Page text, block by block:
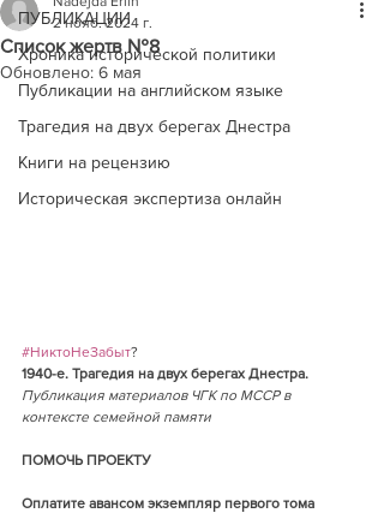
ПУБЛИКАЦИИ
Хроника исторической политики
Публикации на английском языке
Трагедия на двух берегах Днестра
Книги на рецензию
Историческая экспертиза онлайн
Список жертв №8
2 нояб. 2024 г.
Обновлено: 6 мая
#НиктоНеЗабыт?
1940-е. Трагедия на двух берегах Днестра.
Публикация материалов ЧГК по МССР в
контексте семейной памяти
ПОМОЧЬ ПРОЕКТУ
Оплатите авансом экземпляр первого тома